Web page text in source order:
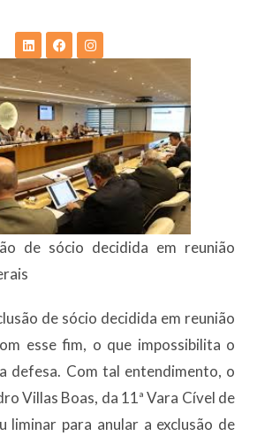
de sócio decidida em reunião
de sócio decidida em reunião
esse fim, o que impossibilita o
defesa. Com tal entendimento, o
Villas Boas, da 11ª Vara Cível de
liminar para anular a exclusão de